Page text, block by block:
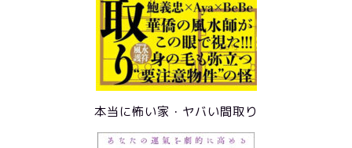
本当に怖い家・ヤバい間取り